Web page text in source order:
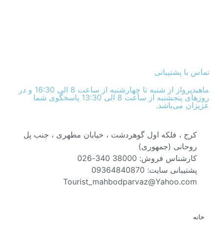
تماس با پشتیبانی
ماهبدپرواز از شنبه تا چهارشنبه از ساعت 8 الی 16:30 و در
روزهای پنجشنبه از ساعت 8 الی 13:30 پاسخگوی شما
عزیزان می‌باشد.
کرج ، فلکه اول گوهردشت ، خیابان مطهری ، جنب پل
روحانی (جمهوری)
کارشناس فروش: 38000 340-026
پشتیبانی سایت: 09364840870
Tourist_mahbodparvaz@Yahoo.com
خانه